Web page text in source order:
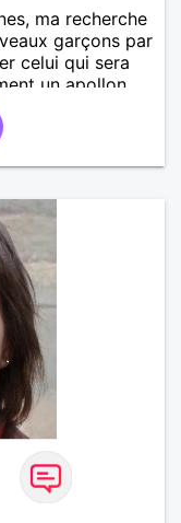
ma recherche
garçons par
celui qui sera
un apollon